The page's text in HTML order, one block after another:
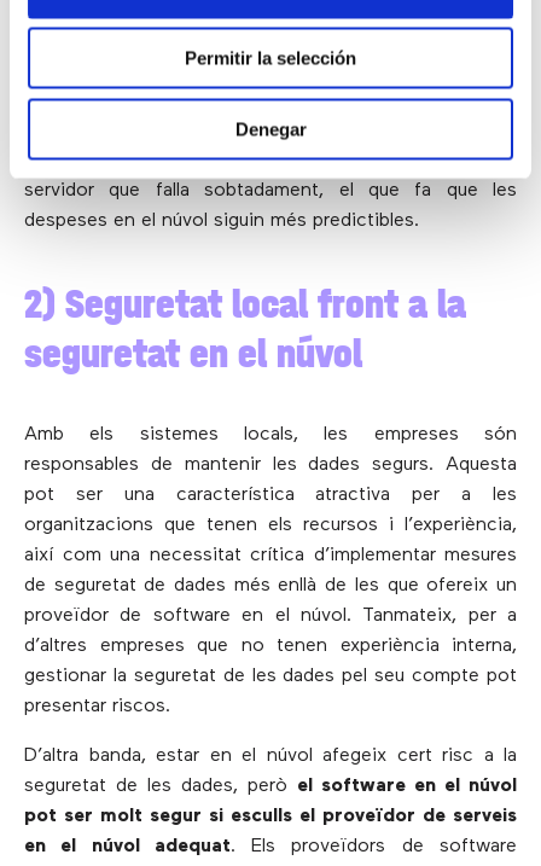
Permitir la selección
Denegar
allotja el software, les despeses generals de TI són
significativament menors. Com a benefici addicional,
les empreses que empren sistemes en el núvol mai
tenen la despesa no planificada de reemplaçar un
servidor que falla sobtadament, el que fa que les
despeses en el núvol siguin més predictibles.
2) Seguretat local front a la
seguretat en el núvol
Amb els sistemes locals, les empreses són
responsables de mantenir les dades segurs. Aquesta
pot ser una característica atractiva per a les
organitzacions que tenen els recursos i l’experiència,
així com una necessitat crítica d’implementar mesures
de seguretat de dades més enllà de les que ofereix un
proveïdor de software en el núvol. Tanmateix, per a
d’altres empreses que no tenen experiència interna,
gestionar la seguretat de les dades pel seu compte pot
presentar riscos.
D’altra banda, estar en el núvol afegeix cert risc a la
seguretat de les dades, però el software en el núvol
pot ser molt segur si esculls el proveïdor de serveis
en el núvol adequat. Els proveïdors de software